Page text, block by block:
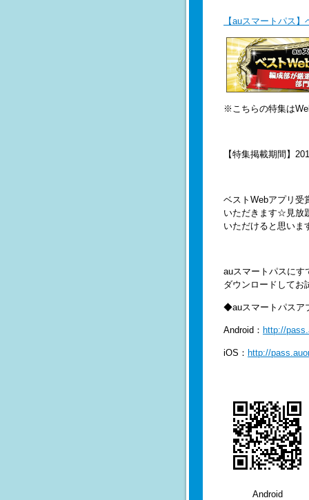
【auスマートパス
※こちらの特集は
【特集掲載期間】
ベストWebアプリ受
いただきます☆見放
いただけると思いま
auスマートパスにす
ダウンロードしてお
◆auスマートパス
Android： http://
iOS： http://
Android